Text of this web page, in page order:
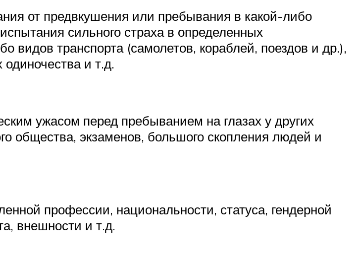
от предвкушения или пребывания в какой-либо
сильного страха в определенных
видов транспорта (самолетов, кораблей, поездов и др.),
и т.д.
ужасом перед пребыванием на глазах у других
общества, экзаменов, большого скопления людей и
профессии, национальности, статуса, гендерной
внешности и т.д.